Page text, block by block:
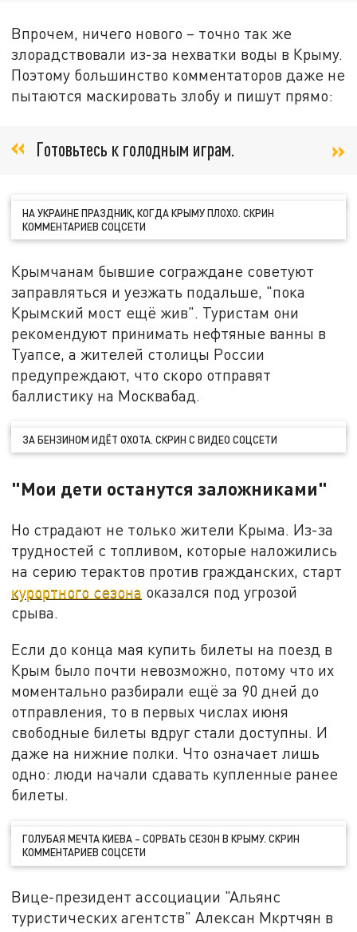
Впрочем, ничего нового – точно так же
злорадствовали из-за нехватки воды в Крыму.
Поэтому большинство комментаторов даже не
пытаются маскировать злобу и пишут прямо:
Готовьтесь к голодным играм.
НА УКРАИНЕ ПРАЗДНИК, КОГДА КРЫМУ ПЛОХО. СКРИН
КОММЕНТАРИЕВ СОЦСЕТИ
Крымчанам бывшие сограждане советуют
заправляться и уезжать подальше, "пока
Крымский мост ещё жив". Туристам они
рекомендуют принимать нефтяные ванны в
Туапсе, а жителей столицы России
предупреждают, что скоро отправят
баллистику на Москвабад.
ЗА БЕНЗИНОМ ИДЁТ ОХОТА. СКРИН С ВИДЕО СОЦСЕТИ
"Мои дети останутся заложниками"
Но страдают не только жители Крыма. Из-за
трудностей с топливом, которые наложились
на серию терактов против гражданских, старт
курортного сезона оказался под угрозой
срыва.
Если до конца мая купить билеты на поезд в
Крым было почти невозможно, потому что их
моментально разбирали ещё за 90 дней до
отправления, то в первых числах июня
свободные билеты вдруг стали доступны. И
даже на нижние полки. Что означает лишь
одно: люди начали сдавать купленные ранее
билеты.
ГОЛУБАЯ МЕЧТА КИЕВА – СОРВАТЬ СЕЗОН В КРЫМУ. СКРИН
КОММЕНТАРИЕВ СОЦСЕТИ
Вице-президент ассоциации "Альянс
туристических агентств" Алексан Мкртчян в